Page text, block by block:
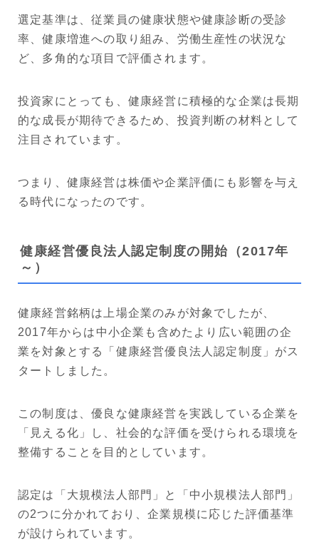
選定基準は、従業員の健康状態や健康診断の受診
率、健康増進への取り組み、労働生産性の状況な
ど、多角的な項目で評価されます。
投資家にとっても、健康経営に積極的な企業は長期
的な成長が期待できるため、投資判断の材料として
注目されています。
つまり、健康経営は株価や企業評価にも影響を与え
る時代になったのです。
健康経営優良法人認定制度の開始（2017年
～）
健康経営銘柄は上場企業のみが対象でしたが、
2017年からは中小企業も含めたより広い範囲の企
業を対象とする「健康経営優良法人認定制度」がス
タートしました。
この制度は、優良な健康経営を実践している企業を
「見える化」し、社会的な評価を受けられる環境を
整備することを目的としています。
認定は「大規模法人部門」と「中小規模法人部門」
の2つに分かれており、企業規模に応じた評価基準
が設けられています。